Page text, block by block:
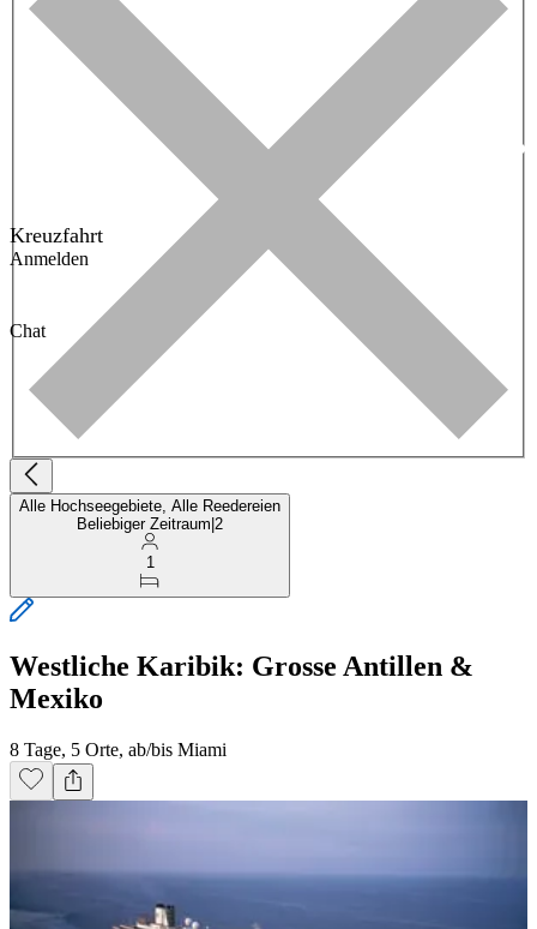
Kreuzfahrt
Anmelden
Chat
Alle Hochseegebiete, Alle Reedereien
Beliebiger Zeitraum 2
1
Westliche Karibik: Grosse Antillen &
Mexiko
8 Tage, 5 Orte, ab/bis Miami